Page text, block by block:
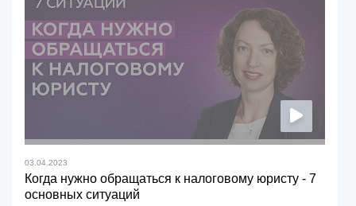
03.04.2023
Когда нужно обращаться к налоговому юристу - 7
основных ситуаций